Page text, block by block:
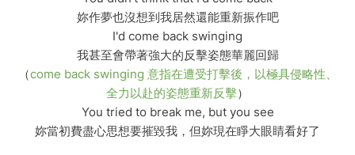
妳作夢也沒想到我居然還能重新振作吧
I'd come back swinging
我甚至會帶著強大的反擊姿態華麗回歸
（come back swinging 意指在遭受打擊後，以極具侵略性、
全力以赴的姿態重新反擊）
You tried to break me, but you see
妳當初費盡心思想要摧毀我，但妳現在睜大眼睛看好了